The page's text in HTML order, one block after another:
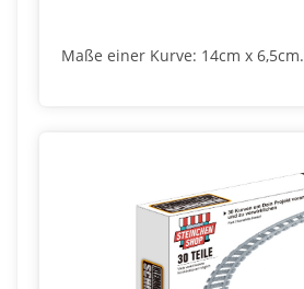
Maße einer Kurve: 14cm x 6,5cm.